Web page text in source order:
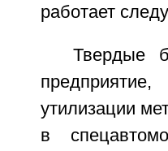
работает
Твердые
утилизации
в